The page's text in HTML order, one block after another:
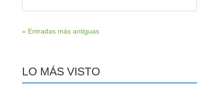
« Entradas más antiguas
LO MÁS VISTO